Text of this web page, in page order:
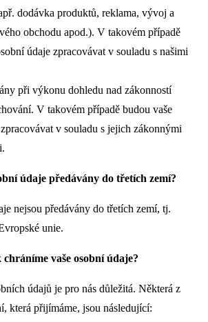
dodávka produktů, reklama, vývoj a
obchodu apod.). V takovém případě
údaje zpracovávat v souladu s našimi
při výkonu dohledu nad zákonností
V takovém případě budou vaše
v souladu s jejich zákonnými
údaje předávány do třetích zemí?
nejsou předávány do třetích zemí, tj.
unie.
chráníme vaše osobní údaje?
údajů je pro nás důležitá. Některá z
která přijímáme, jsou následující: